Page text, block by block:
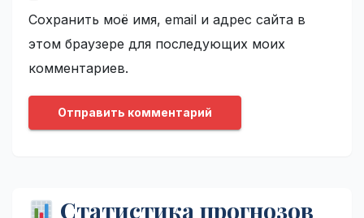
Сохранить моё имя, email и адрес сайта в
этом браузере для последующих моих
комментариев.
Статистика прогнозов